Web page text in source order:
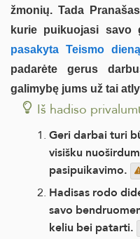
žmonių. Tada
kurie puikuojasi savo
pasakyta Teismo
padarėte gerus
galimybę jums už tai
Iš hadiso
Geri darbai turi
visišku
pasipuikavimo.
Hadisas rodo
savo
keliu bei patarti.